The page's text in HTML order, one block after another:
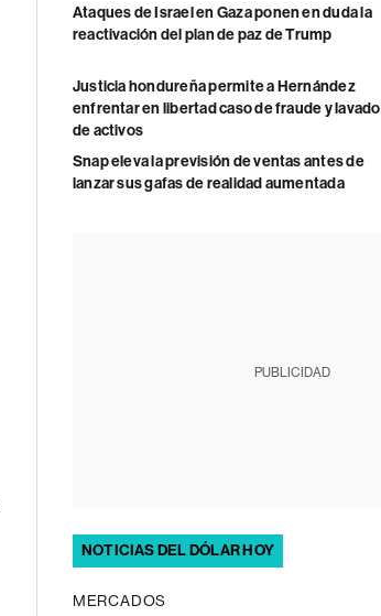
Ataques de Israel en Gaza ponen en duda la
reactivación del plan de paz de Trump
Justicia hondureña permite a Hernández
enfrentar en libertad caso de fraude y lavado
de activos
Snap eleva la previsión de ventas antes de
lanzar sus gafas de realidad aumentada
PUBLICIDAD
NOTICIAS DEL DÓLAR HOY
MERCADOS